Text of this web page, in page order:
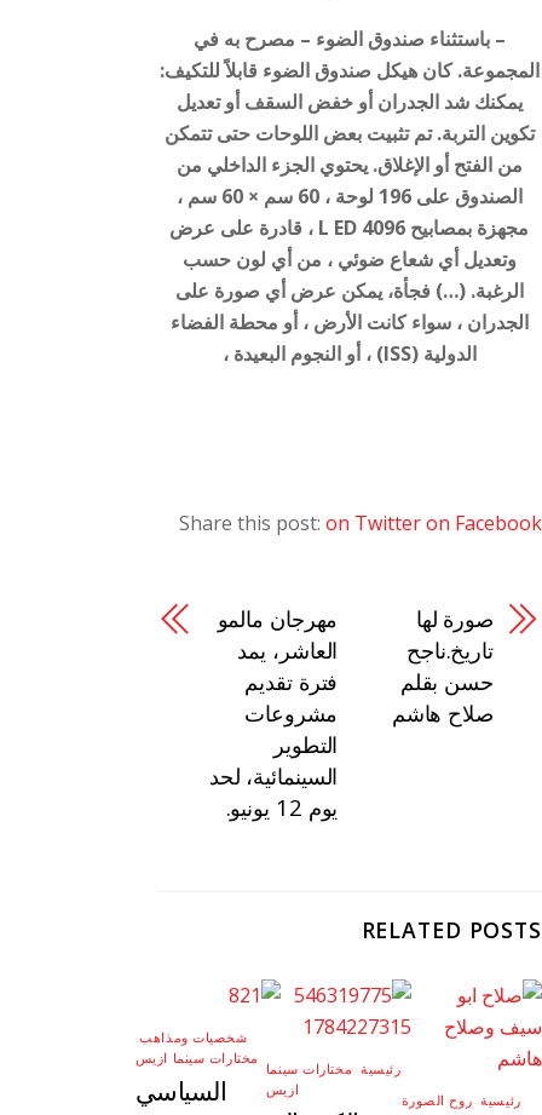
– باستثناء صندوق الضوء – مصرح به في
المجموعة. كان هيكل صندوق الضوء قابلاً للتكيف:
يمكنك شد الجدران أو خفض السقف أو تعديل
تكوين التربة. تم تثبيت بعض اللوحات حتى تتمكن
من الفتح أو الإغلاق. يحتوي الجزء الداخلي من
الصندوق على 196 لوحة ، 60 سم × 60 سم ،
مجهزة بمصابيح 4096 L ED ، قادرة على عرض
وتعديل أي شعاع ضوئي ، من أي لون حسب
الرغبة. (…) فجأة، يمكن عرض أي صورة على
الجدران ، سواء كانت الأرض ، أو محطة الفضاء
الدولية (ISS) ، أو النجوم البعيدة ،
Share this post: on Twitteron Facebook
مهرجان مالمو
العاشر، يمد
فترة تقديم
مشروعات
التطوير
السينمائية، لحد
يوم 12 يونيو.
صورة لها
تاريخ.ناجح
حسن بقلم
صلاح هاشم
RELATED POSTS
شخصيات ومذاهب,
مختارات سينما ازيس
السياسي
رئيسية, مختارات سينما
ازيس
رئيسية, روح الصورة